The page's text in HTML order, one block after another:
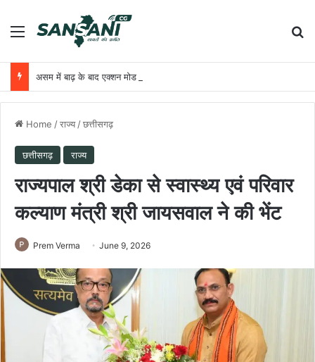
Menu
Home /राज्य /छत्तीसगढ़
छत्तीसगढ़ राज्य
राज्यपाल श्री डेका से स्वास्थ्य एवं परिवार
कल्याण मंत्री श्री जायसवाल ने की भेंट
Prem Verma June 9, 2026